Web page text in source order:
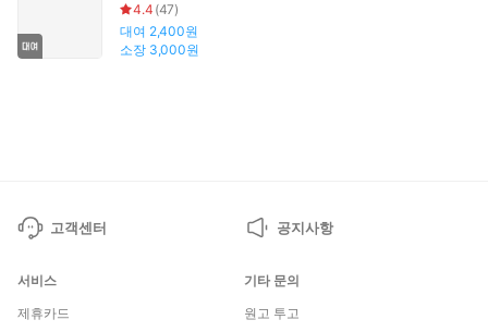
4.4 (47)
대여 2,400원
소장 3,000원
고객센터 공지사항
서비스
제휴카드
기타 문의
원고 투고